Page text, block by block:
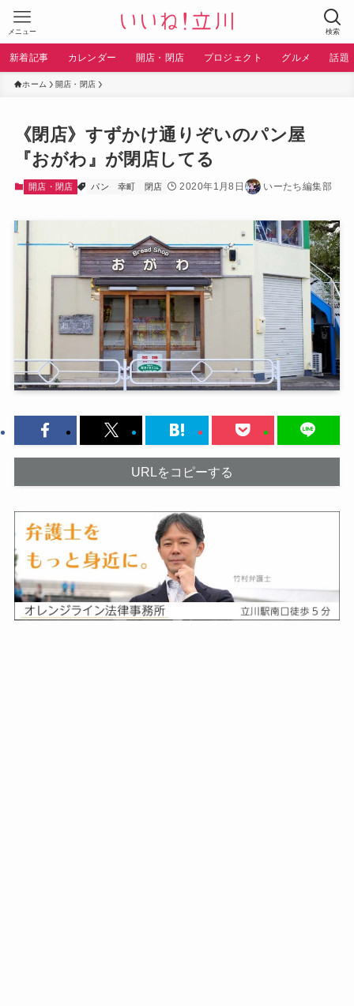
検索
メニュー
新着記事 カレンダー 開店・閉店 プロジェクト グルメ 話題
ホーム 開店・閉店
《閉店》すずかけ通りぞいのパン屋
『おがわ』が閉店してる
開店・閉店 パン 幸町 閉店 2020年1月8日 いーたち編集部
URLをコピーする